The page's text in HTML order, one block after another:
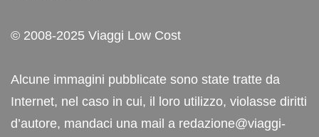
© 2008-2025 Viaggi Low Cost
Alcune immagini pubblicate sono state tratte da
Internet, nel caso in cui, il loro utilizzo, violasse diritti
d’autore, mandaci una mail a redazione@viaggi-